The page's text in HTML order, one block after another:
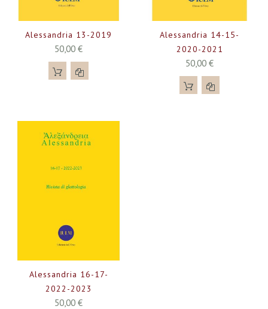
Alessandria 13-2019
50,00 €
Alessandria 14-15-
2020-2021
50,00 €
Alessandria 16-17-
2022-2023
50,00 €